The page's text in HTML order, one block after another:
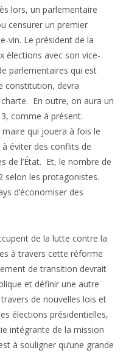
lors, un parlementaire
censurer un premier
vin. Le président de la
élections avec son vice-
parlementaires qui est
constitution, devra
En outre, on aura un
comme à présent.
qui jouera à fois le
éviter des conflits de
de l’État. Et, le nombre de
selon les protagonistes.
d’économiser des
de la lutte contre la
à travers cette réforme
de transition devrait
et définir une autre
de nouvelles lois et
élections présidentielles,
intégrante de la mission
à souligner qu’une grande